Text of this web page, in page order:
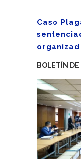
Caso
BOLETÍN